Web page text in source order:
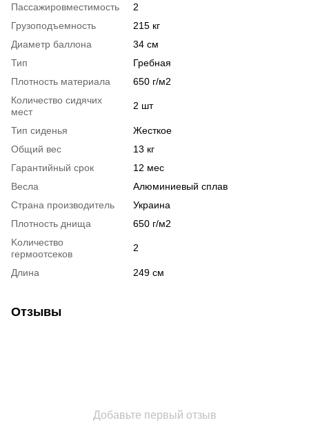
Пассажировместимость
2
Грузоподъемность
215 кг
Диаметр баллона
34 см
Тип
Гребная
Плотность материала
650 г/м2
Количество сидячих
мест
2 шт
Тип сиденья
Жесткое
Общий вес
13 кг
Гарантийный срок
12 мес
Весла
Алюминиевый сплав
Страна производитель
Украина
Плотность днища
650 г/м2
Kоличество
гермоотсеков
2
Длина 249 см
Отзывы
Добавьте первый отзыв